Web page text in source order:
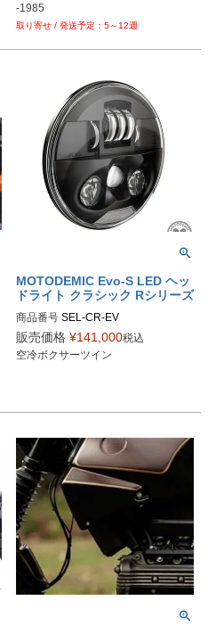
-1985
5～12週
MOTODEMIC Evo-S LED ヘッ
ドライト クラシック Rシリーズ
商品番号 SEL-CR-EV
https://motodemic.com/shop/led-hea
ック
アルミニウム
販売価格 ¥141,000税込
空冷ボクサーツイン